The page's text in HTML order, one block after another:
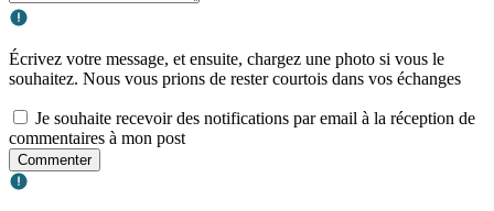
Écrivez votre message, et ensuite, chargez une photo si vous le
souhaitez. Nous vous prions de rester courtois dans vos échanges
Je souhaite recevoir des notifications par email à la réception de
commentaires à mon post
Commenter